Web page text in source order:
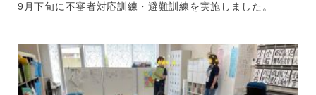
9月下旬に不審者対応訓練・避難訓練を実施しました。